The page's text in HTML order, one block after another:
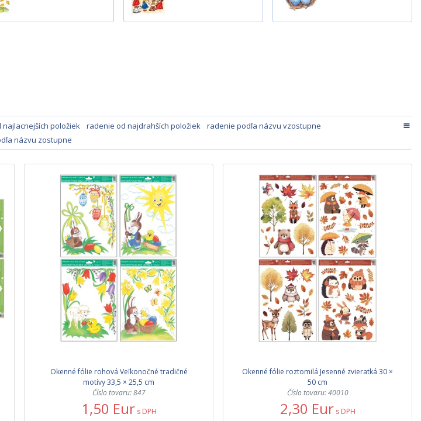
položiek radenie od najdrahších položiek
radenie podľa názvu vzostupne
názvu zostupne
Okenné fólie rohová Veľkonočné tradičné
motívy 33,5 × 25,5 cm
Číslo tovaru: 847
1,50 Eur s DPH
Okenné fólie roztomilá Jesenné zvieratká 30 ×
50 cm
Číslo tovaru: 40010
2,30 Eur s DPH